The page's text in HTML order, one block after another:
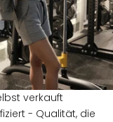
verkauft
- Qualität, die